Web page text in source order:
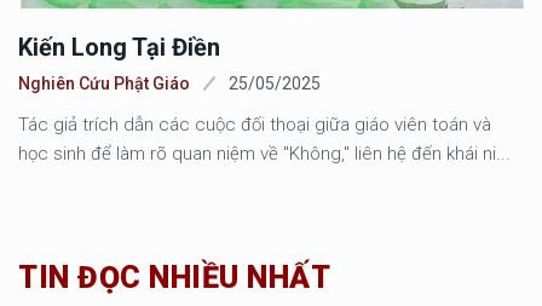
Kiến Long Tại Điền
Nghiên Cứu Phật Giáo 25/05/2025
Tác giả trích dẫn các cuộc đối thoại giữa giáo viên toán và
học sinh để làm rõ quan niệm về "Không," liên hệ đến khái ni...
TIN ĐỌC NHIỀU NHẤT